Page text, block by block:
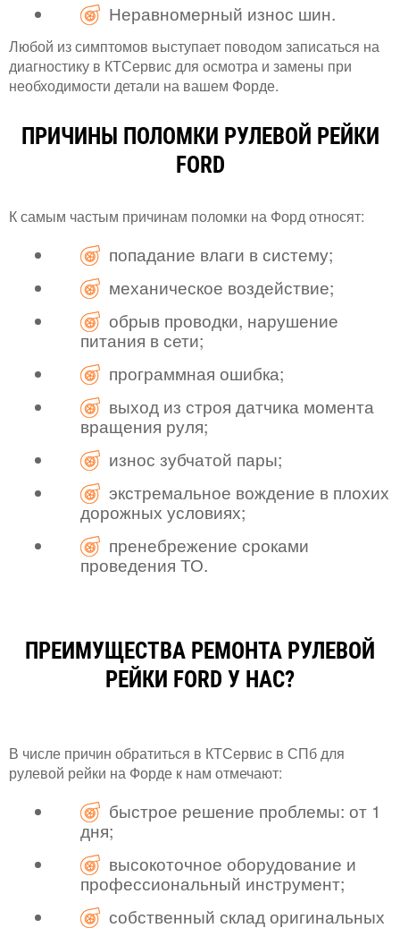
Неравномерный износ шин.
Любой из симптомов выступает поводом записаться на
диагностику в КТСервис для осмотра и замены при
необходимости детали на вашем Форде.
ПРИЧИНЫ ПОЛОМКИ РУЛЕВОЙ РЕЙКИ
FORD
К самым частым причинам поломки на Форд относят:
попадание влаги в систему;
механическое воздействие;
обрыв проводки, нарушение
питания в сети;
программная ошибка;
выход из строя датчика момента
вращения руля;
износ зубчатой пары;
экстремальное вождение в плохих
дорожных условиях;
пренебрежение сроками
проведения ТО.
ПРЕИМУЩЕСТВА РЕМОНТА РУЛЕВОЙ
РЕЙКИ FORD У НАС?
В числе причин обратиться в КТСервис в СПб для
рулевой рейки на Форде к нам отмечают:
быстрое решение проблемы: от 1
дня;
высокоточное оборудование и
профессиональный инструмент;
собственный склад оригинальных